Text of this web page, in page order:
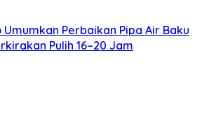
Umumkan Perbaikan Pipa Air Baku
Pulih 16–20 Jam